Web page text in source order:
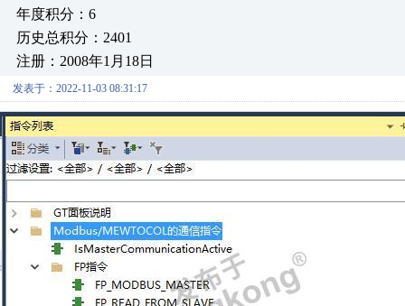
年度积分：6
历史总积分：2401
注册：2008年1月18日
发表于：2022-11-03 08:31:17